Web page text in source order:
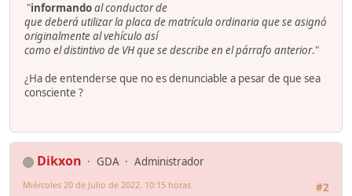
"informandoal conductor de
que deberá utilizar la placa de matrícula ordinaria que se asignó
originalmente al vehículo así
como el distintivo de VH que se describe en el párrafo anterior."
¿Ha de entenderse que no es denunciable a pesar de que sea
consciente ?
Dikxon GDA
Administrador
#2
Miércoles 20 de Julio de 2022. 10:15 horas.